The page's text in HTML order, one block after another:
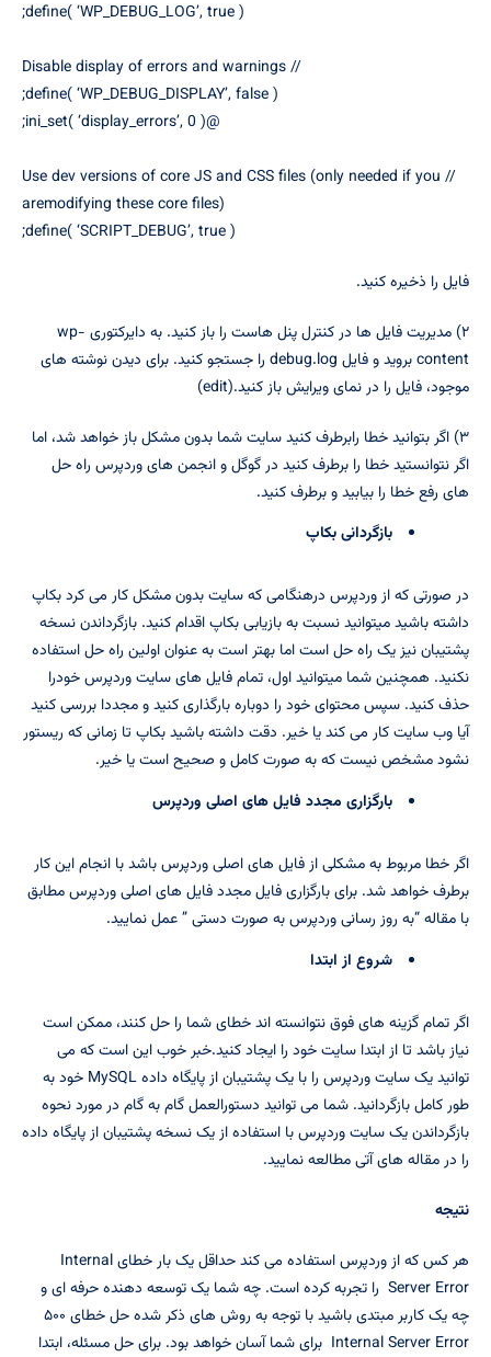
define( ‘WP_DEBUG_LOG’, true );
// Disable display of errors and warnings
define( ‘WP_DEBUG_DISPLAY’, false );
@ini_set( ‘display_errors’, 0 );
// Use dev versions of core JS and CSS files (only needed if you
aremodifying these core files)
define( ‘SCRIPT_DEBUG’, true );
فایل را ذخیره کنید.
۲) مدیریت فایل ها در کنترل پنل هاست را باز کنید. به دایرکتوری wp-
content بروید و فایل debug.log را جستجو کنید. برای دیدن نوشته های
موجود، فایل را در نمای ویرایش باز کنید.(edit)
۳) اگر بتوانید خطا رابرطرف کنید سایت شما بدون مشکل باز خواهد شد، اما
اگر نتوانستید خطا را برطرف کنید در گوگل و انجمن های وردپرس راه حل
های رفع خطا را بیابید و برطرف کنید.
بازگردانی بکاپ
در صورتی که از وردپرس درهنگامی که سایت بدون مشکل کار می کرد بکاپ
داشته باشید میتوانید نسبت به بازیابی بکاپ اقدام کنید. بازگرداندن نسخه
پشتیبان نیز یک راه حل است اما بهتر است به عنوان اولین راه حل استفاده
نکنید. همچنین شما میتوانید اول، تمام فایل های سایت وردپرس خودرا
حذف کنید. سپس محتوای خود را دوباره بارگذاری کنید و مجددا بررسی کنید
آیا وب سایت کار می کند یا خیر. دقت داشته باشید بکاپ تا زمانی که ریستور
نشود مشخص نیست که به صورت کامل و صحیح است یا خیر.
بارگزاری مجدد فایل های اصلی وردپرس
اگر خطا مربوط به مشکلی از فایل های اصلی وردپرس باشد با انجام این کار
برطرف خواهد شد. برای بارگزاری فایل مجدد فایل های اصلی وردپرس مطابق
با مقاله “به روز رسانی وردپرس به صورت دستی ” عمل نمایید.
شروع از ابتدا
اگر تمام گزینه های فوق نتوانسته اند خطای شما را حل کنند، ممکن است
نیاز باشد تا از ابتدا سایت خود را ایجاد کنید.خبر خوب این است که می
توانید یک سایت وردپرس را با یک پشتیبان از پایگاه داده MySQL خود به
طور کامل بازگردانید. شما می توانید دستورالعمل گام به گام در مورد نحوه
بازگرداندن یک سایت وردپرس با استفاده از یک نسخه پشتیبان از پایگاه داده
را در مقاله های آتی مطالعه نمایید.
نتیجه
هر کس که از وردپرس استفاده می کند حداقل یک بار خطای Internal
Server Error را تجربه کرده است. چه شما یک توسعه دهنده حرفه ای و
چه یک کاربر مبتدی باشید با توجه به روش های ذکر شده حل خطای ۵۰۰
Internal Server Error برای شما آسان خواهد بود. برای حل مسئله، ابتدا